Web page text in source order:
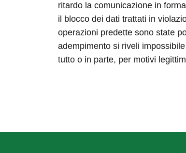
ritardo la comunicazione in
il blocco dei dati trattati in
operazioni predette sono state
adempimento si riveli
tutto o in parte, per motivi